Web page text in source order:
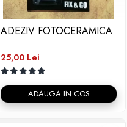
ADEZIV FOTOCERAMICA
25,00 Lei
ADAUGA IN COS